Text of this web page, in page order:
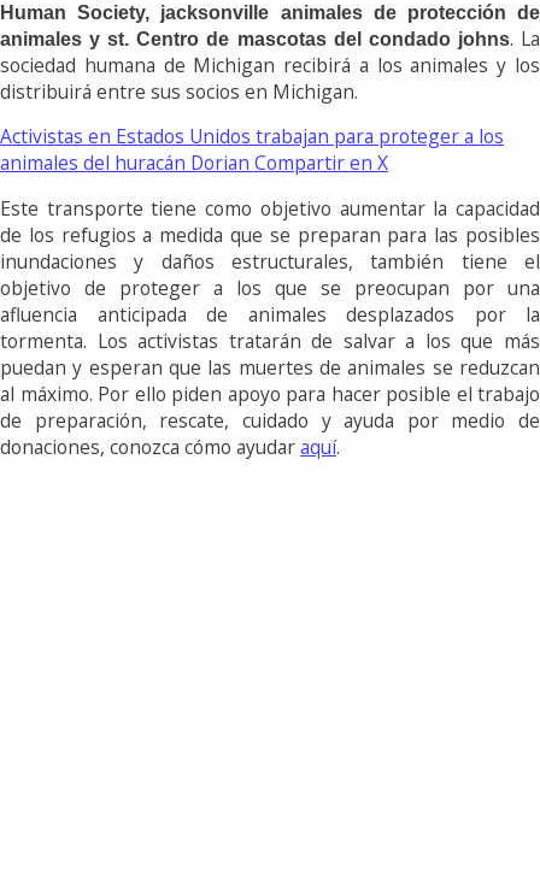
Human Society, jacksonville animales de protección de
animales y st. Centro de mascotas del condado johns. La
sociedad humana de Michigan recibirá a los animales y los
distribuirá entre sus socios en Michigan.
Activistas en Estados Unidos trabajan para proteger a los
animales del huracán Dorian Compartir en X
Este transporte tiene como objetivo aumentar la capacidad
de los refugios a medida que se preparan para las posibles
inundaciones y daños estructurales, también tiene el
objetivo de proteger a los que se preocupan por una
afluencia anticipada de animales desplazados por la
tormenta. Los activistas tratarán de salvar a los que más
puedan y esperan que las muertes de animales se reduzcan
al máximo. Por ello piden apoyo para hacer posible el trabajo
de preparación, rescate, cuidado y ayuda por medio de
donaciones, conozca cómo ayudaraquí.